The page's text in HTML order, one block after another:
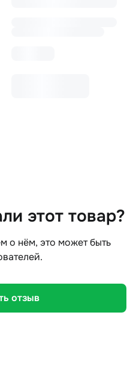
этот товар?
о нём, это может быть
отзыв